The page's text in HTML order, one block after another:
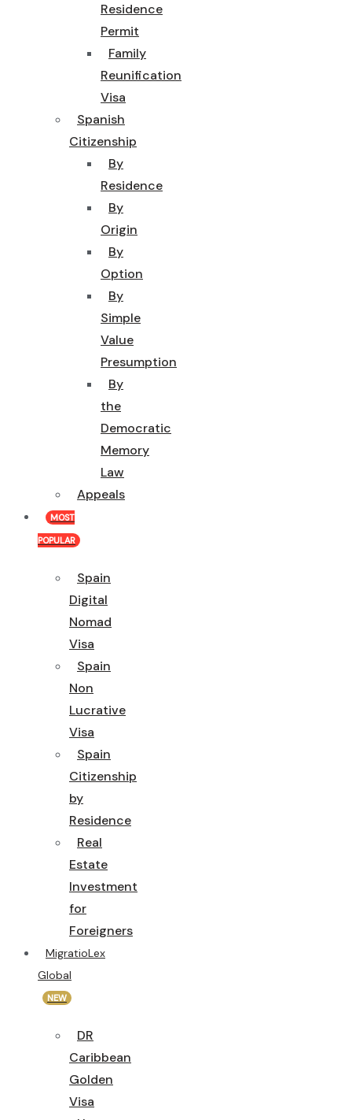
Residence
Permit
Family
Reunification
Visa
Spanish
Citizenship
By
Residence
By
Origin
By
Option
By
Simple
Value
Presumption
By
the
Democratic
Memory
Law
Appeals
MOST
POPULAR
Spain
Digital
Nomad
Visa
Spain
Non
Lucrative
Visa
Spain
Citizenship
by
Residence
Real
Estate
Investment
for
Foreigners
MigratioLex
Global
NEW
DR
Caribbean
Golden
Visa